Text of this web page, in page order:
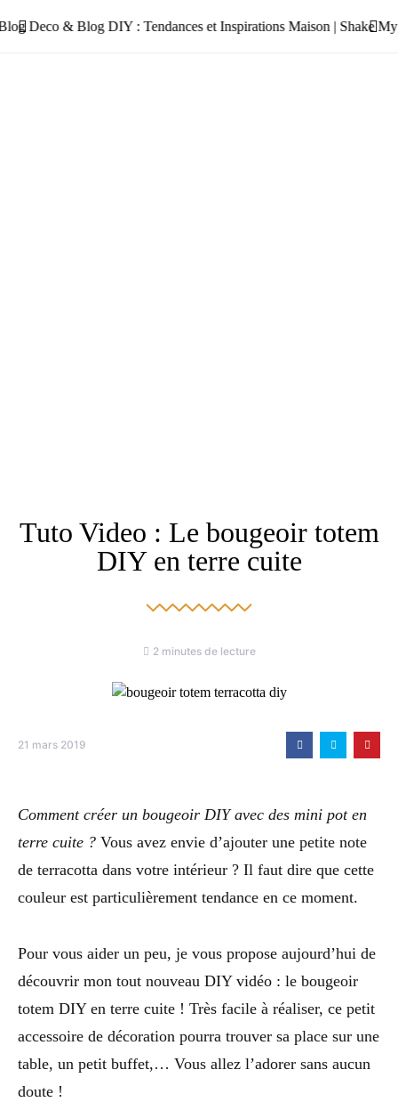
Tuto Video : Le bougeoir totem
DIY en terre cuite
2 minutes de lecture
21 mars 2019
Comment créer un bougeoir DIY avec des mini pot en
terre cuite ? Vous avez envie d’ajouter une petite note
de terracotta dans votre intérieur ? Il faut dire que cette
couleur est particulièrement tendance en ce moment.
Pour vous aider un peu, je vous propose aujourd’hui de
découvrir mon tout nouveau DIY vidéo : le bougeoir
totem DIY en terre cuite ! Très facile à réaliser, ce petit
accessoire de décoration pourra trouver sa place sur une
table, un petit buffet,… Vous allez l’adorer sans aucun
doute !